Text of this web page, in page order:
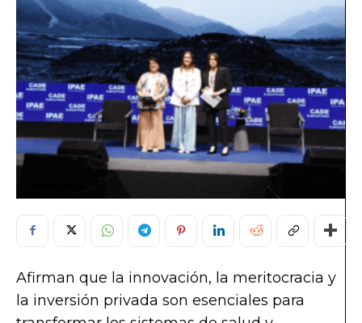
Afirman que la innovación, la meritocracia y
la inversión privada son esenciales para